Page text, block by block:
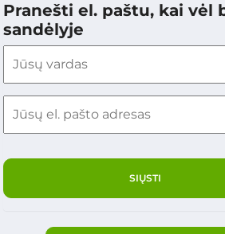
Pranešti el. paštu, kai vėl
sandėlyje